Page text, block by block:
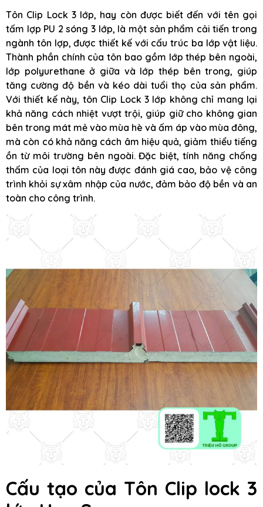
Tôn Clip Lock 3 lớp, hay còn được biết đến với tên gọi
tấm lợp PU 2 sóng 3 lớp, là một sản phẩm cải tiến trong
ngành tôn lợp, được thiết kế với cấu trúc ba lớp vật liệu.
Thành phần chính của tôn bao gồm lớp thép bên ngoài,
lớp polyurethane ở giữa và lớp thép bên trong, giúp
tăng cường độ bền và kéo dài tuổi thọ của sản phẩm.
Với thiết kế này, tôn Clip Lock 3 lớp không chỉ mang lại
khả năng cách nhiệt vượt trội, giúp giữ cho không gian
bên trong mát mẻ vào mùa hè và ấm áp vào mùa đông,
mà còn có khả năng cách âm hiệu quả, giảm thiểu tiếng
ồn từ môi trường bên ngoài. Đặc biệt, tính năng chống
thấm của loại tôn này được đánh giá cao, bảo vệ công
trình khỏi sự xâm nhập của nước, đảm bảo độ bền và an
toàn cho công trình.
Cấu tạo của Tôn Clip lock 3